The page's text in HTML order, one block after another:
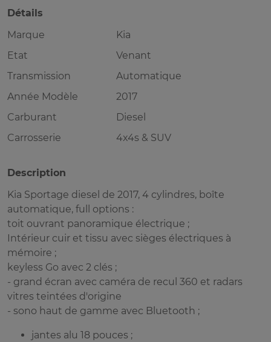
Détails
Marque
Kia
Etat
Venant
Transmission
Automatique
Année Modèle
2017
Carburant
Diesel
Carrosserie
4x4s & SUV
Description
Kia Sportage diesel de 2017, 4 cylindres, boîte
automatique, full options :
toit ouvrant panoramique électrique ;
Intérieur cuir et tissu avec sièges électriques à
mémoire ;
⁠keyless Go avec 2 clés ;
⁠- grand écran avec caméra de recul 360 et radars
vitres teintées d'origine
⁠- sono haut de gamme avec Bluetooth ;
jantes alu 18 pouces ;